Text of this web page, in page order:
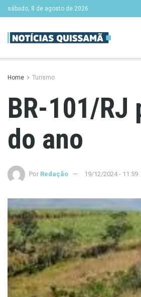
sábado, 8 de agosto de 2026
Home Turismo
BR-101/
do ano
Por Redação 19/12/2024 - 11:59